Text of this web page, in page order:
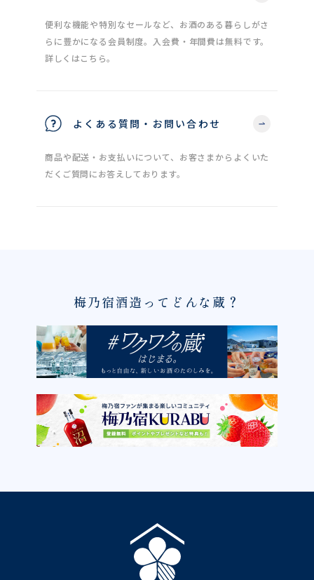
便利な機能や特別なセールなど、お酒のある暮らしがさ
らに豊かになる会員制度。入会費・年間費は無料です。
詳しくはこちら。
よくある質問・お問い合わせ
商品や配送・お支払いについて、お客さまからよくいた
だくご質問にお答えしております。
梅乃宿酒造ってどんな蔵？